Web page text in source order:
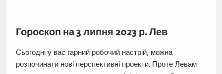
Гороскоп на 3 липня 2023 р. Лев
Сьогодні у вас гарний робочий настрій, можна
розпочинати нові перспективні проекти. Проте Левам